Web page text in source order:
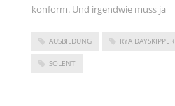
konform. Und irgendwie muss ja
AUSBILDUNG RYA DAYSKIPPER
SOLENT